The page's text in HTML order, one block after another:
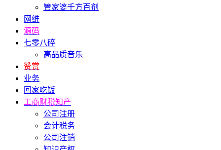
管家婆千方百剂
网维
源码
七零八碎
高品质音乐
赞赏
业务
回家吃饭
工商财税知产
公司注册
会计税务
公司注销